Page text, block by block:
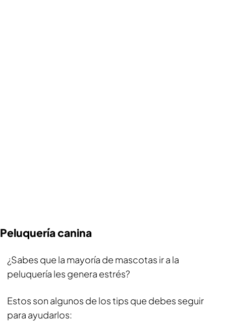
Peluquería canina
¿Sabes que la mayoría de mascotas ir a la
peluquería les genera estrés?
Estos son algunos de los tips que debes seguir
para ayudarlos: